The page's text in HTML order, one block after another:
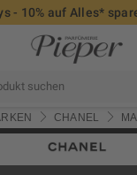
- 10% auf Alles*
CHANEL